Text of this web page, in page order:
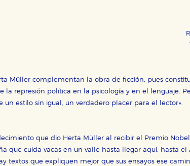
Müller complementan la obra de ficción, pues
la represión política en la psicología y en el lenguaje.
un estilo sin igual, un verdadero placer para el lector».
que dio Herta Müller al recibir el Premio
que cuida vacas en un valle hasta llegar aquí, hasta
textos que expliquen mejor que sus ensayos ese